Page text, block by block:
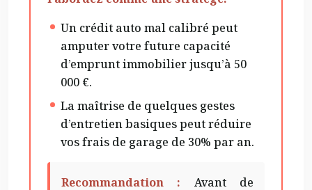
Un crédit auto mal calibré peut
amputer votre future capacité
d’emprunt immobilier jusqu’à 50
000 €.
La maîtrise de quelques gestes
d’entretien basiques peut réduire
vos frais de garage de 30% par an.
Recommandation : Avant de